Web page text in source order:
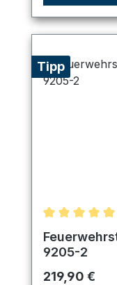
Tipp
9205-2
Regulärer
219,90 €